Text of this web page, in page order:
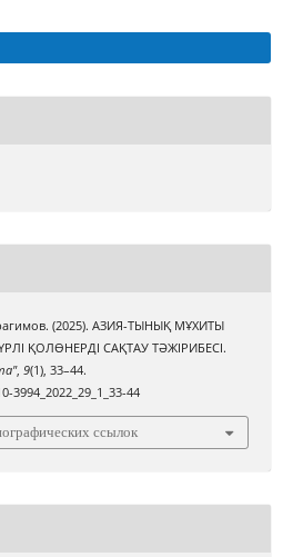
(2025). АЗИЯ-ТЫНЫҚ МҰХИТЫ
ҚОЛӨНЕРДІ САҚТАУ ТӘЖІРИБЕСІ.
, 9(1), 33–44.
3994_2022_29_1_33-44
ссылок